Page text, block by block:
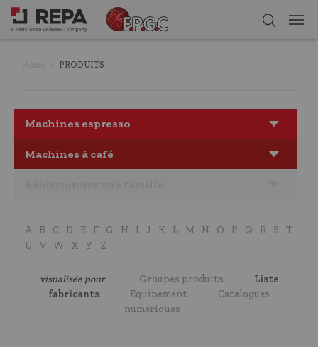
PRODUITS
Machines espresso
Machines à café
A B C D E F G H I J K L M N O P Q R S
T
U
V W X Y Z
visualisée pour Groupes produits
Liste
fabricants
Equipement
Catalogues
numériques